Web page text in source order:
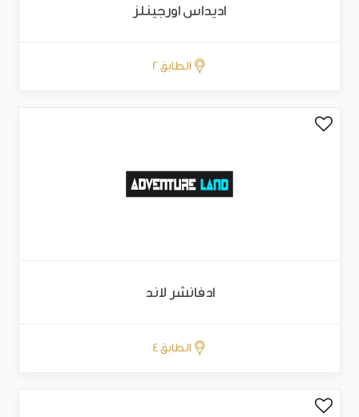
اديداس اورجينلز
الطابق 2
ادفانشر لاند
الطابق 4